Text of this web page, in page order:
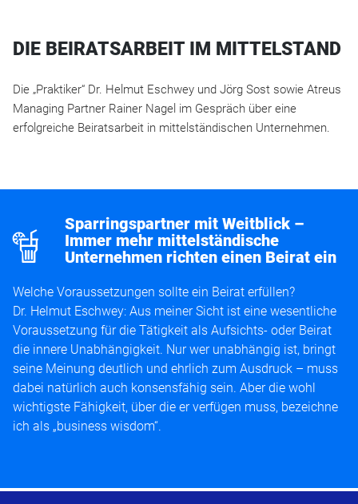
DIE BEIRATSARBEIT IM MITTELSTAND
Die „Praktiker“ Dr. Helmut Eschwey und Jörg Sost sowie Atreus
Managing Partner Rainer Nagel im Gespräch über eine
erfolgreiche Beiratsarbeit in mittelständischen Unternehmen.
v
Sparringspartner mit Weitblick –
Immer mehr mittelständische
Unternehmen richten einen Beirat ein
Welche Voraussetzungen sollte ein Beirat erfüllen?
Dr. Helmut Eschwey: Aus meiner Sicht ist eine wesentliche
Voraussetzung für die Tätigkeit als Aufsichts- oder Beirat
die innere Unabhängigkeit. Nur wer unabhängig ist, bringt
seine Meinung deutlich und ehrlich zum Ausdruck – muss
dabei natürlich auch konsensfähig sein. Aber die wohl
wichtigste Fähigkeit, über die er verfügen muss, bezeichne
ich als „business wisdom“.